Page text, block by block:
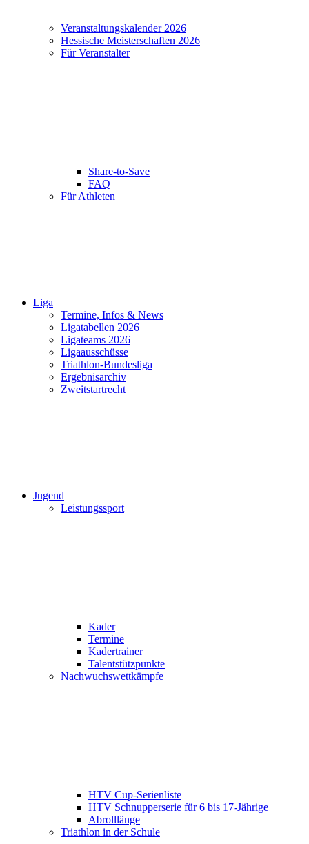
Veranstaltungskalender 2026
Hessische Meisterschaften 2026
Für Veranstalter
Share-to-Save
FAQ
Für Athleten
Liga
Termine, Infos & News
Ligatabellen 2026
Ligateams 2026
Ligaausschüsse
Triathlon-Bundesliga
Ergebnisarchiv
Zweitstartrecht
Jugend
Leistungssport
Kader
Termine
Kadertrainer
Talentstützpunkte
Nachwuchswettkämpfe
HTV Cup-Serienliste
HTV Schnupperserie für 6 bis 17-Jährige
Abrolllänge
Triathlon in der Schule